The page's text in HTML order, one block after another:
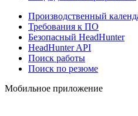
Производственный
Требования к ПО
Безопасный HeadHunter
HeadHunter API
Поиск работы
Поиск по резюме
Мобильное приложение